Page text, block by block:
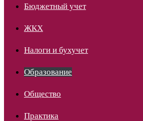
Бюджетный учет
ЖКХ
Налоги и бухучет
Образование
Общество
Практика